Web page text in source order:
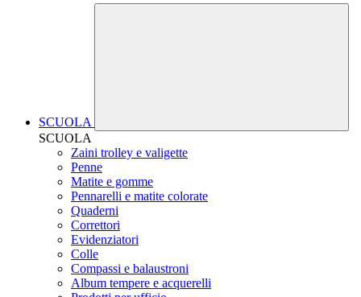
SCUOLA
SCUOLA
Zaini trolley e valigette
Penne
Matite e gomme
Pennarelli e matite colorate
Quaderni
Correttori
Evidenziatori
Colle
Compassi e balaustroni
Album tempere e acquerelli